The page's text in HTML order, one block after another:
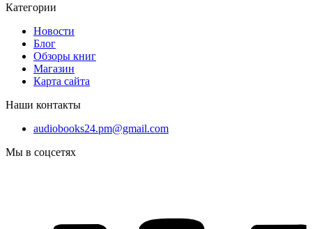
Категории
Новости
Блог
Обзоры книг
Магазин
Карта сайта
Наши контакты
audiobooks24.pm@gmail.com
Мы в соцсетях